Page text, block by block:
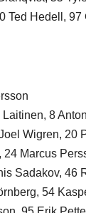
Ted Hedell, 97
8
Wigren, 20
Marcus
Sadakov, 46
54